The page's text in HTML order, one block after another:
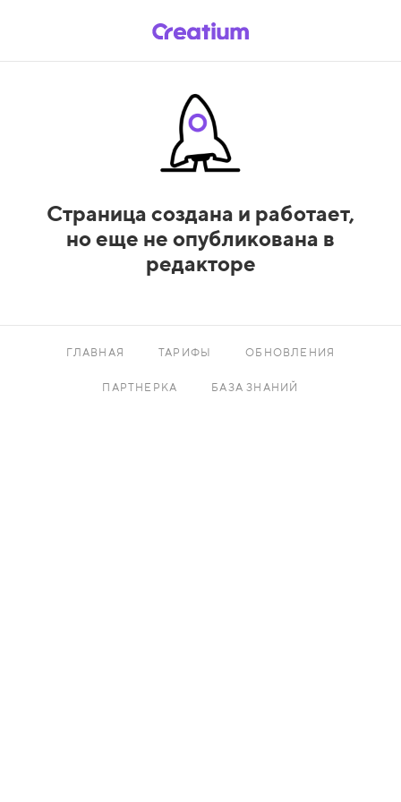
Страница создана и работает,
но еще не опубликована в
редакторе
ГЛАВНАЯ ТАРИФЫ ОБНОВЛЕНИЯ
ПАРТНЕРКА БАЗА ЗНАНИЙ